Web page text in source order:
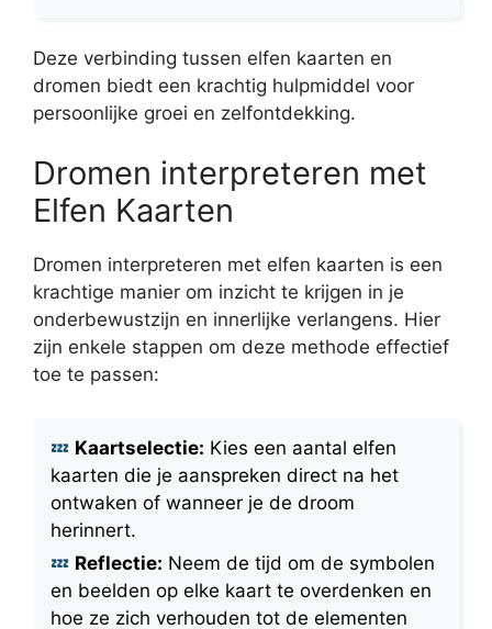
Deze verbinding tussen elfen kaarten en
dromen biedt een krachtig hulpmiddel voor
persoonlijke groei en zelfontdekking.
Dromen interpreteren met
Elfen Kaarten
Dromen interpreteren met elfen kaarten is een
krachtige manier om inzicht te krijgen in je
onderbewustzijn en innerlijke verlangens. Hier
zijn enkele stappen om deze methode effectief
toe te passen:
Kaartselectie: Kies een aantal elfen
kaarten die je aanspreken direct na het
ontwaken of wanneer je de droom
herinnert.
Reflectie: Neem de tijd om de symbolen
en beelden op elke kaart te overdenken en
hoe ze zich verhouden tot de elementen